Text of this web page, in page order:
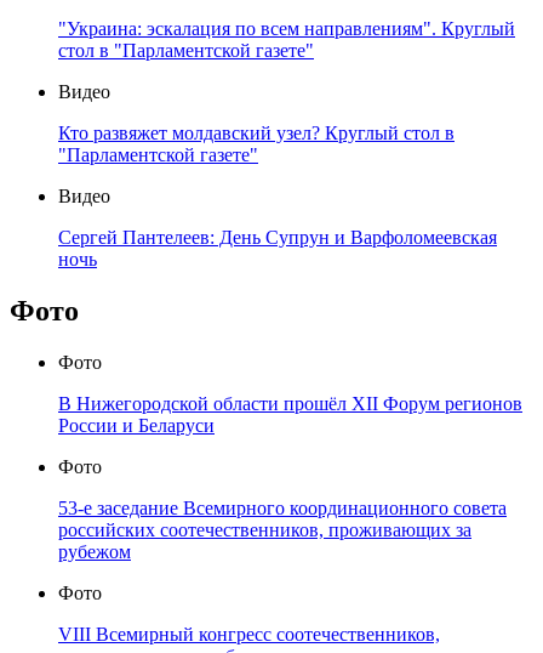
"Украина: эскалация по всем направлениям". Круглый
стол в "Парламентской газете"
Видео
Кто развяжет молдавский узел? Круглый стол в
"Парламентской газете"
Видео
Сергей Пантелеев: День Супрун и Варфоломеевская
ночь
Фото
Фото
В Нижегородской области прошёл XII Форум регионов
России и Беларуси
Фото
53-е заседание Всемирного координационного совета
российских соотечественников, проживающих за
рубежом
Фото
VIII Всемирный конгресс соотечественников,